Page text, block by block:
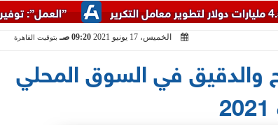
”العمل”: توفير 3070 فرصة عمل بمجموعة طلعت مصطفى
الخميس، 17 يونيو 2021 09:20 صـ بتوقيت القاهرة
والدقيق في السوق المحلي